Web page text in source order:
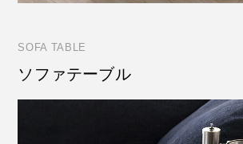
SOFA TABLE
ソファテーブル